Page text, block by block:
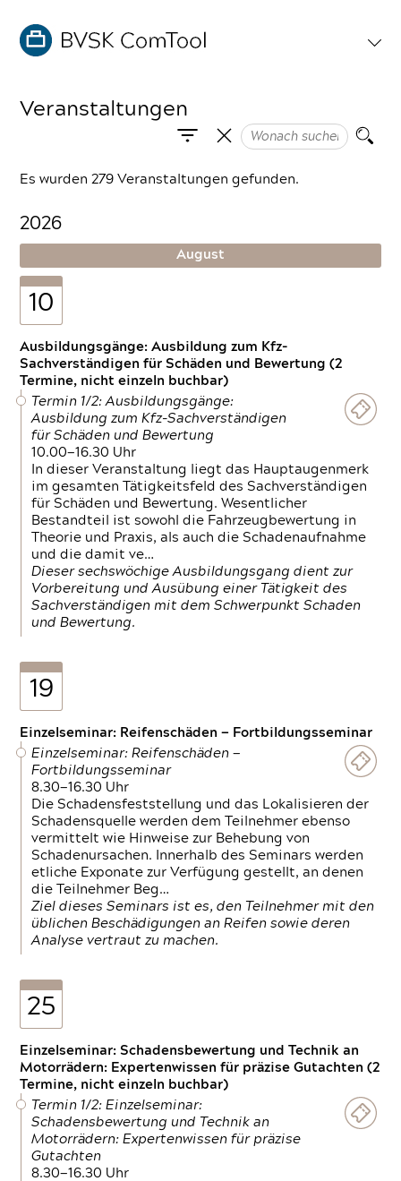
Veranstaltungen
Es wurden 279 Veranstaltungen gefunden.
2026
August
10
Ausbildungsgänge: Ausbildung zum Kfz-
Sachverständigen für Schäden und Bewertung (2
Termine, nicht einzeln buchbar)
Termin 1/2: Ausbildungsgänge:
Ausbildung zum Kfz-Sachverständigen
für Schäden und Bewertung
10.00—16.30 Uhr
In dieser Veranstaltung liegt das Hauptaugenmerk
im gesamten Tätigkeitsfeld des Sachverständigen
für Schäden und Bewertung. Wesentlicher
Bestandteil ist sowohl die Fahrzeugbewertung in
Theorie und Praxis, als auch die Schadenaufnahme
und die damit ve…
Dieser sechswöchige Ausbildungsgang dient zur
Vorbereitung und Ausübung einer Tätigkeit des
Sachverständigen mit dem Schwerpunkt Schaden
und Bewertung.
19
Einzelseminar: Reifenschäden — Fortbildungsseminar
Einzelseminar: Reifenschäden —
Fortbildungsseminar
8.30—16.30 Uhr
Die Schadensfeststellung und das Lokalisieren der
Schadensquelle werden dem Teilnehmer ebenso
vermittelt wie Hinweise zur Behebung von
Schadenursachen. Innerhalb des Seminars werden
etliche Exponate zur Verfügung gestellt, an denen
die Teilnehmer Beg…
Ziel dieses Seminars ist es, den Teilnehmer mit den
üblichen Beschädigungen an Reifen sowie deren
Analyse vertraut zu machen.
25
Einzelseminar: Schadensbewertung und Technik an
Motorrädern: Expertenwissen für präzise Gutachten (2
Termine, nicht einzeln buchbar)
Termin 1/2: Einzelseminar:
Schadensbewertung und Technik an
Motorrädern: Expertenwissen für präzise
Gutachten
8.30—16.30 Uhr